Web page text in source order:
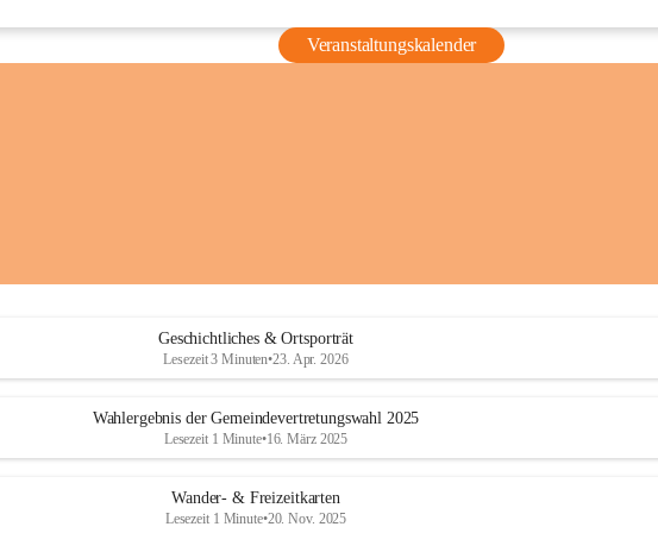
Veranstaltungskalender
Geschichtliches & Ortsporträt
Lesezeit 3 Minuten•23. Apr. 2026
Wahlergebnis der Gemeindevertretungswahl 2025
Lesezeit 1 Minute•16. März 2025
Wander- & Freizeitkarten
Lesezeit 1 Minute•20. Nov. 2025